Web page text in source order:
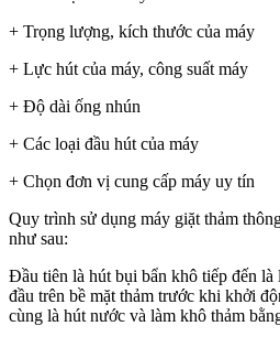
+ Trọng lượng, kích thước của máy
+ Lực hút của máy, công suất máy
+ Độ dài ống nhún
+ Các loại đầu hút của máy
+ Chọn đơn vị cung cấp máy uy tín
Quy trình sử dụng máy giặt thảm
như sau:
Đầu tiên là hút bụi bẩn khô tiếp đến là
đầu trên bề mặt thảm trước khi khởi
cùng là hút nước và làm khô thảm